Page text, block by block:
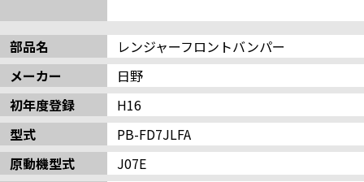
部品名
レンジャーフロントバンパー
メーカー
日野
初年度登録
H16
型式
PB-FD7JLFA
原動機型式
J07E